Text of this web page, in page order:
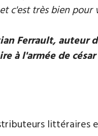
c'est très bien
Ferrault, auteur
à l'armée de césar
littéraires